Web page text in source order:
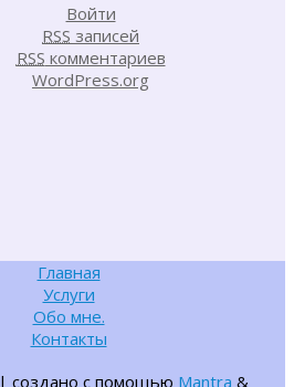
Войти
RSS записей
RSS комментариев
WordPress.org
Главная
Услуги
Обо мне.
Контакты
| создано с помощью Mantra &